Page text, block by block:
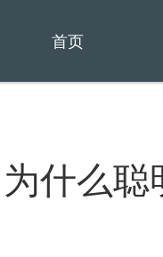
首页
什么